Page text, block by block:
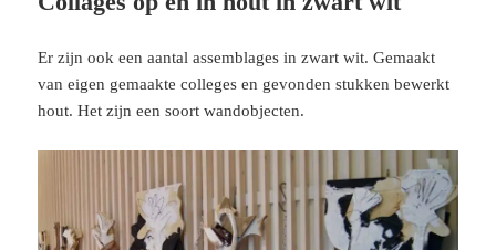
Er zijn ook een aantal assemblages in zwart wit. Gemaakt
van eigen gemaakte colleges en gevonden stukken bewerkt
hout. Het zijn een soort wandobjecten.